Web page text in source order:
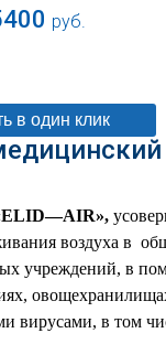
руб.
в один клик
ELID—AIR»,
воздуха в
учреждений, в
вирусами, в том